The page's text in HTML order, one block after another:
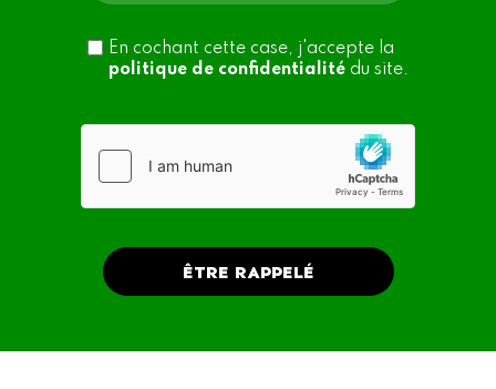
En cochant cette case, j'accepte la
politique de confidentialité du site.